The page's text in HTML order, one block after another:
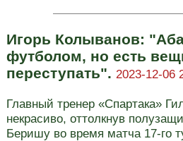
Игорь Колыванов:
футболом, но есть
переступать". 2023-12-06
Главный тренер «Спартака»
некрасиво, оттолкнув
Беришу во время матча 17‑го